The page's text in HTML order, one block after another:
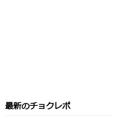
最新のチョクレポ